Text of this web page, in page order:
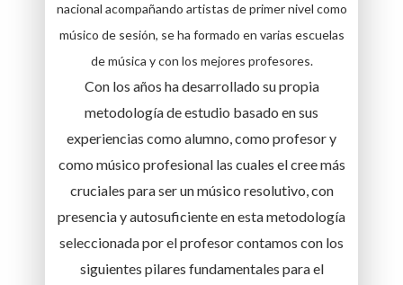
nacional acompañando artistas de primer nivel como
músico de sesión, se ha formado en varias escuelas
de música y con los mejores profesores.
Con los años ha desarrollado su propia
metodología de estudio basado en sus
experiencias como alumno, como profesor y
como músico profesional las cuales el cree más
cruciales para ser un músico resolutivo, con
presencia y autosuficiente en esta metodología
seleccionada por el profesor contamos con los
siguientes pilares fundamentales para el